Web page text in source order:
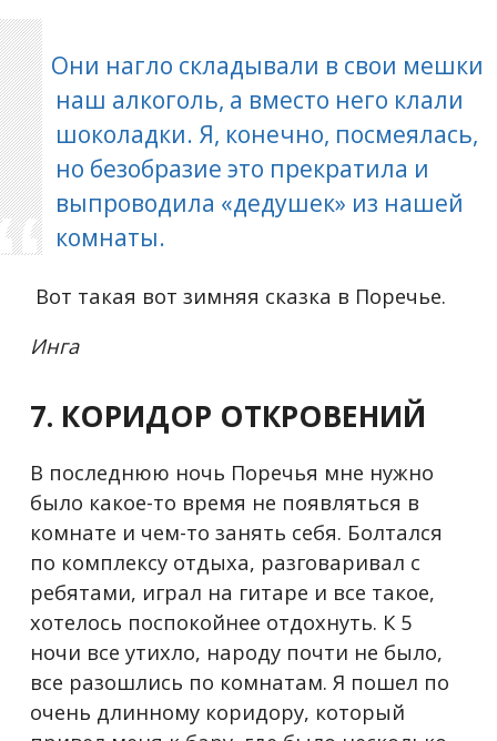
Они нагло складывали в свои мешки
наш алкоголь, а вместо него клали
шоколадки. Я, конечно, посмеялась,
но безобразие это прекратила и
выпроводила «дедушек» из нашей
комнаты.
Вот такая вот зимняя сказка в Поречье.
Инга
7. КОРИДОР ОТКРОВЕНИЙ
В последнюю ночь Поречья мне нужно
было какое-то время не появляться в
комнате и чем-то занять себя. Болтался
по комплексу отдыха, разговаривал с
ребятами, играл на гитаре и все такое,
хотелось поспокойнее отдохнуть. К 5
ночи все утихло, народу почти не было,
все разошлись по комнатам. Я пошел по
очень длинному коридору, который